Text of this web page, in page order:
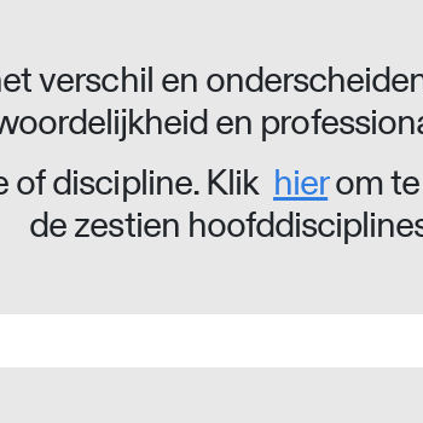
verschil en
en
of discipline. Klik hierom te
de zestien